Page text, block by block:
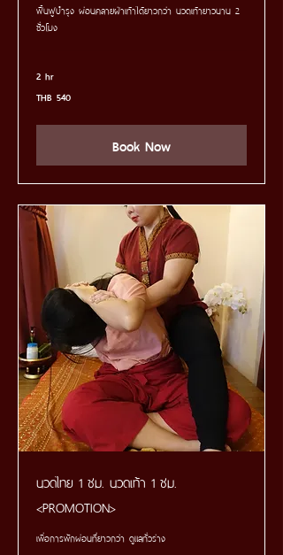
ฟื้นฟูบำรุง ผ่อนคลายฝ่าเท้าได้ยาวกว่า นวดเท้ายาวนาน 2
ชั่วโมง
2 hr
Thai
THB 540
Book Now
นวดไทย 1 ชม. นวดเท้า 1 ชม.
<PROMOTION>
เพื่อการพักผ่อนที่ยาวกว่า ดูแลทั่วร่าง